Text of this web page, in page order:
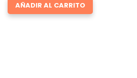
AÑADIR AL CARRITO